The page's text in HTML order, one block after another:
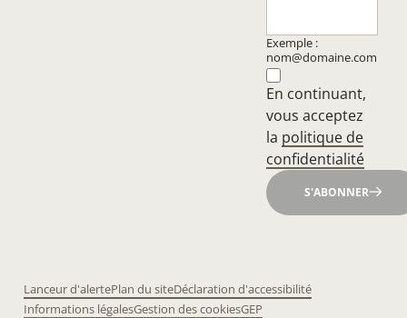
Exemple :
nom@domaine.com
En continuant,
vous acceptez
la politique de
confidentialité
S'ABONNER
Lanceur d'alertePlan du siteDéclaration d'accessibilité
Informations légalesGestion des cookiesGEP